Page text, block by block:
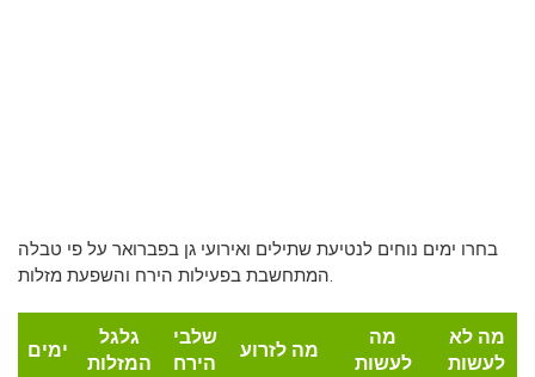
בחרו ימים נוחים לנטיעת שתילים ואירועי גן בפברואר על פי טבלה
המתחשבת בפעילות הירח והשפעת מזלות.
ימים
גלגל
המזלות
שלבי
הירח
מה לזרוע
מה
לעשות
מה לא
לעשות